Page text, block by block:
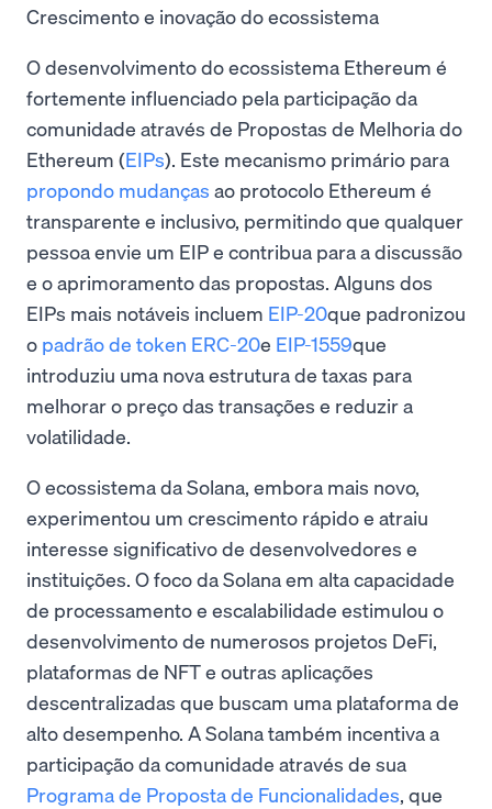
Crescimento e inovação do ecossistema
O desenvolvimento do ecossistema Ethereum é
fortemente influenciado pela participação da
comunidade através de Propostas de Melhoria do
Ethereum (EIPs). Este mecanismo primário para
propondo mudanças ao protocolo Ethereum é
transparente e inclusivo, permitindo que qualquer
pessoa envie um EIP e contribua para a discussão
e o aprimoramento das propostas. Alguns dos
EIPs mais notáveis incluem EIP-20que padronizou
o padrão de token ERC-20e EIP-1559que
introduziu uma nova estrutura de taxas para
melhorar o preço das transações e reduzir a
volatilidade.
O ecossistema da Solana, embora mais novo,
experimentou um crescimento rápido e atraiu
interesse significativo de desenvolvedores e
instituições. O foco da Solana em alta capacidade
de processamento e escalabilidade estimulou o
desenvolvimento de numerosos projetos DeFi,
plataformas de NFT e outras aplicações
descentralizadas que buscam uma plataforma de
alto desempenho. A Solana também incentiva a
participação da comunidade através de sua
Programa de Proposta de Funcionalidades, que